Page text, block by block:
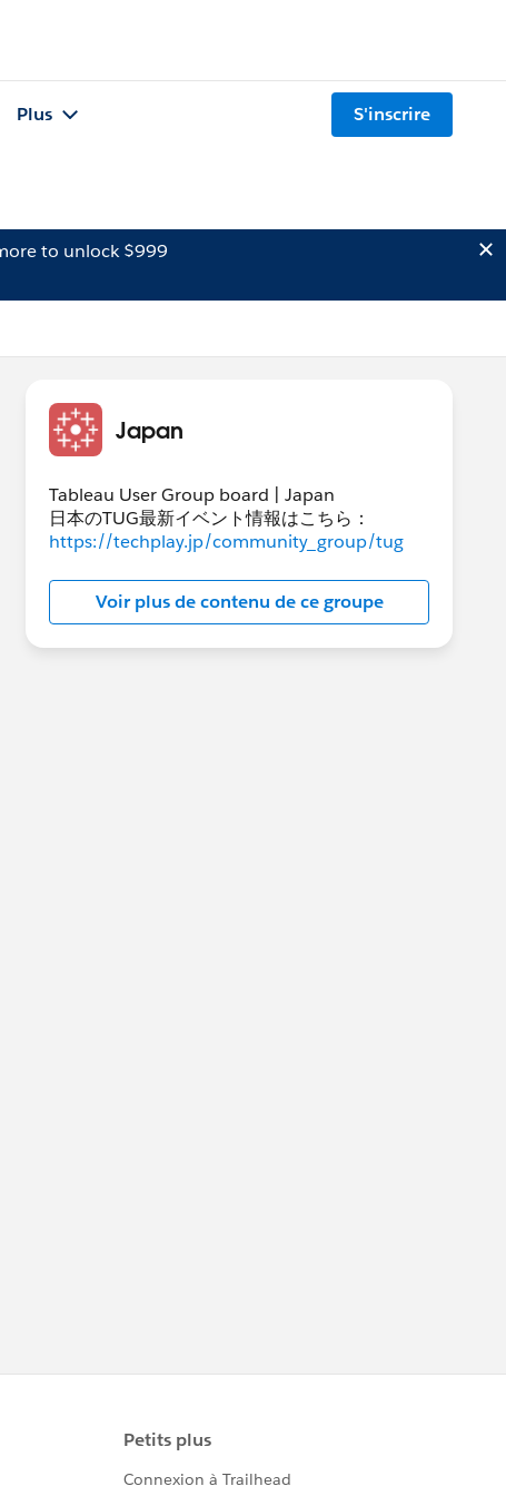
Plus S'inscrire
to unlock $999
Japan
Tableau User Group board | Japan
日本のTUG最新イベント情報はこちら：
https://techplay.jp/community_group/tug
Voir plus de contenu de ce groupe